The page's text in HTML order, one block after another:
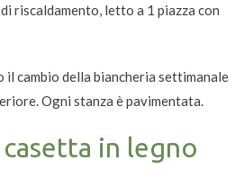
riscaldamento, letto a 1 piazza con
cambio della biancheria settimanale
Ogni stanza è pavimentata.
in legno